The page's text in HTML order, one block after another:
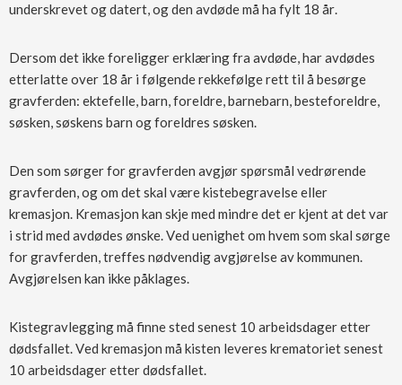
underskrevet og datert, og den avdøde må ha fylt 18 år.
Dersom det ikke foreligger erklæring fra avdøde, har avdødes
etterlatte over 18 år i følgende rekkefølge rett til å besørge
gravferden: ektefelle, barn, foreldre, barnebarn, besteforeldre,
søsken, søskens barn og foreldres søsken.
Den som sørger for gravferden avgjør spørsmål vedrørende
gravferden, og om det skal være kistebegravelse eller
kremasjon. Kremasjon kan skje med mindre det er kjent at det var
i strid med avdødes ønske. Ved uenighet om hvem som skal sørge
for gravferden, treffes nødvendig avgjørelse av kommunen.
Avgjørelsen kan ikke påklages.
Kistegravlegging må finne sted senest 10 arbeidsdager etter
dødsfallet. Ved kremasjon må kisten leveres krematoriet senest
10 arbeidsdager etter dødsfallet.